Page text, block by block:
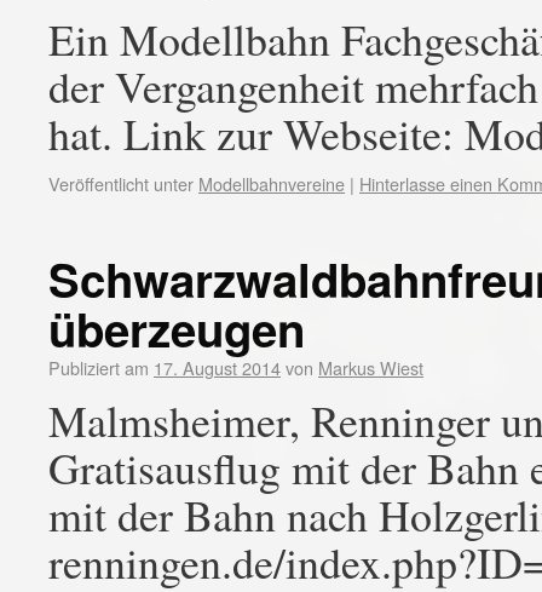
Ein Modellbahn
der Vergangenheit
hat. Link zur Webseite:
Veröffentlicht unter Modellbahnvereine | Hinterlasse einen
überzeugen
Publiziert am 17. August 2014von Markus Wiest
Malmsheimer, Renninger
Gratisausflug mit der Bahn
mit der Bahn nach
renningen.de/